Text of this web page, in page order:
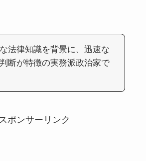
法律知識を背景に、迅速な
断が特徴の実務派政治家で
スポンサーリンク